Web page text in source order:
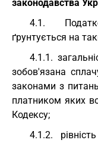
законодавства
4.1.
ґрунтується на
4.1.1.
зобов'язана
законами з
платником яких
Кодексу;
4.1.2.